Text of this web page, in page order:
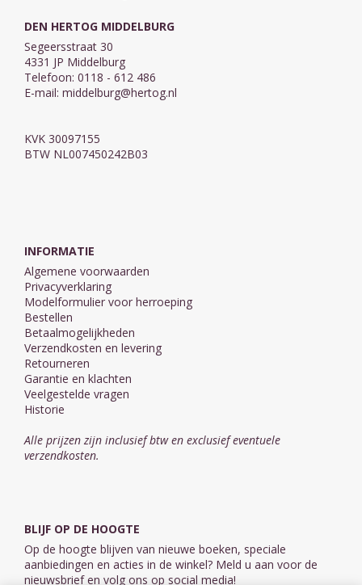
DEN HERTOG MIDDELBURG
Segeersstraat 30
4331 JP Middelburg
Telefoon: 0118 - 612 486
E-mail: middelburg@hertog.nl
KVK 30097155
BTW NL007450242B03
INFORMATIE
Algemene voorwaarden
Privacyverklaring
Modelformulier voor herroeping
Bestellen
Betaalmogelijkheden
Verzendkosten en levering
Retourneren
Garantie en klachten
Veelgestelde vragen
Historie
Alle prijzen zijn inclusief btw en exclusief eventuele
verzendkosten.
BLIJF OP DE HOOGTE
Op de hoogte blijven van nieuwe boeken, speciale
aanbiedingen en acties in de winkel? Meld u aan voor de
nieuwsbrief en volg ons op social media!